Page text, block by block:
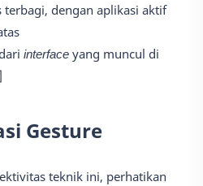
terbagi, dengan aplikasi aktif
interface yang muncul di
Gesture
teknik ini, perhatikan